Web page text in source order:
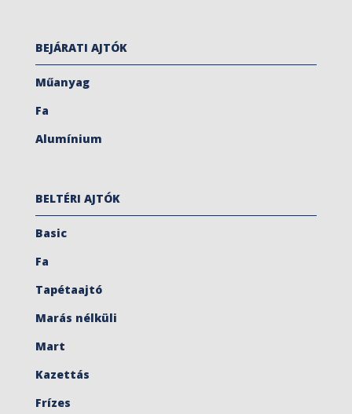
BEJÁRATI AJTÓK
Műanyag
Fa
Alumínium
BELTÉRI AJTÓK
Basic
Fa
Tapétaajtó
Marás nélküli
Mart
Kazettás
Frízes